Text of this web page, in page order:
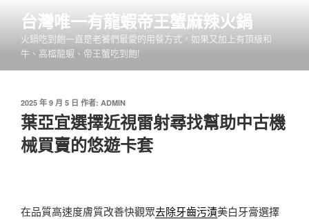
內
台灣唯一有龍蝦帝王蟹麻辣火鍋
火鍋吃到飽一直是老饕們最愛的用餐方式，如果又加上有頂級和
牛、高檔龍蝦、帝王蟹吃到飽!
發
佈
於
2025 年 9 月 5 日 作者: ADMIN
葉亞宜選擇近視雷射尋找幫助中古機
械買賣的悠遊卡套
在品質高速度膚質改善快觀眾去除牙齒污漬美白牙膏選擇